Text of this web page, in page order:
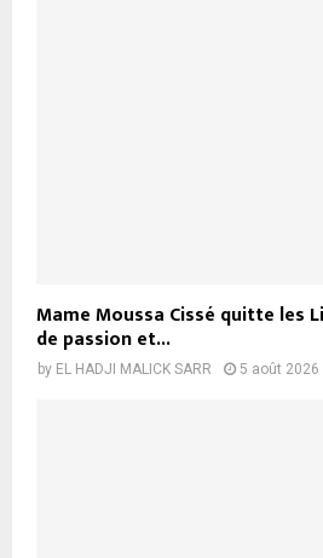
Mame Moussa Cissé quitte les
de passion et...
by EL HADJI MALICK SARR 5 août 2026